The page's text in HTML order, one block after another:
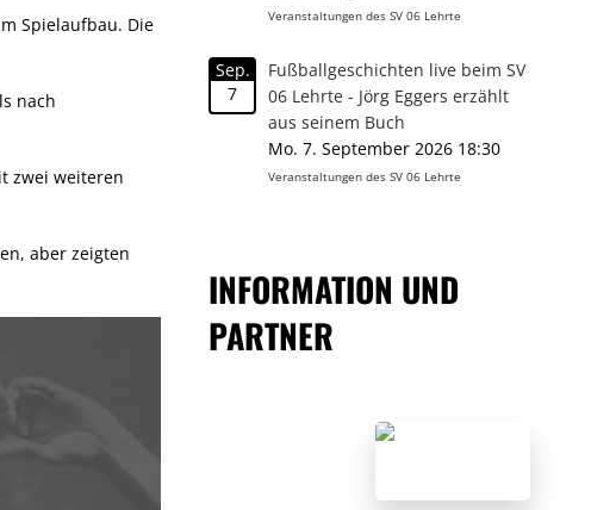
Spielaufbau. Die
nach
zwei weiteren
aber zeigten
Veranstaltungen des SV 06 Lehrte
Sep.
7
Fußballgeschichten live beim SV
06 Lehrte - Jörg Eggers erzählt
aus seinem Buch
Mo. 7. September 2026 18:30
Veranstaltungen des SV 06 Lehrte
INFORMATION UND
PARTNER